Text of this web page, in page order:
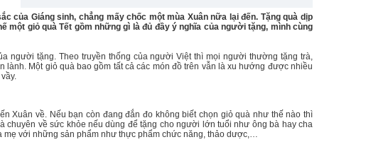
của Giáng sinh, chẳng mấy chốc một mùa Xuân nữa lại đến. Tặng quà dịp
giỏ quà Tết gồm những gì là đủ đầy ý nghĩa của người tặng, mình cùng
người tặng. Theo truyền thống của người Việt thì mọi người thường tặng trà,
Một giỏ quà bao gồm tất cả các món đồ trên vẫn là xu hướng được nhiều
Xuân về. Nếu bạn còn đang đắn đo không biết chọn giỏ quà như thế nào thì
về sức khỏe nếu dùng để tặng cho người lớn tuổi như ông bà hay cha
mẹ với những sản phẩm như thực phẩm chức năng, thảo dược,…